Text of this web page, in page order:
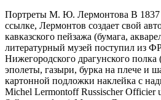
Портреты М. Ю. Лермонтова В 1837
ссылке, Лермонтов создает свой
кавказского пейзажа (бумага,
литературный музей поступил из
Нижегородского драгунского
эполеты, газыри, бурка на плече и
картонной подложки наклейка с
Michel Lermontoff Russischer Officier